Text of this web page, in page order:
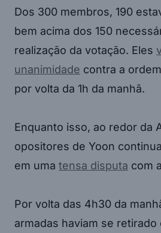
Dos 300 membros, 190
bem acima dos 150
realização da votação. Eles
unanimidade contra a
por volta da 1h da manhã.
Enquanto isso, ao redor da
opositores de Yoon
em uma tensa disputa com
Por volta das 4h30 da
armadas haviam se retirado